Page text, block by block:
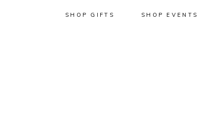
SHOP GIFTS SHOP EVENTS